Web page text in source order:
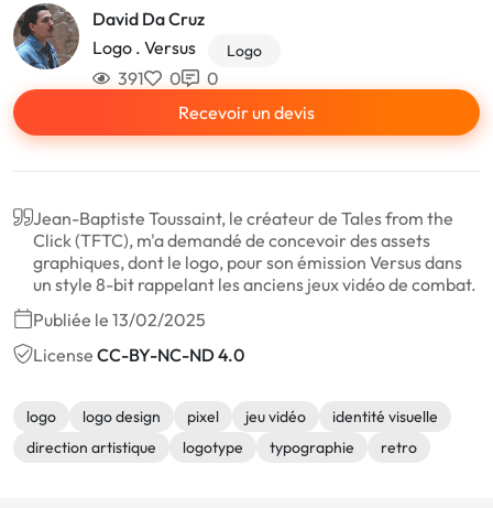
David Da Cruz
Logo . Versus
Logo
391 0
0
Recevoir un devis
Jean-Baptiste Toussaint, le créateur de Tales from the
Click (TFTC), m'a demandé de concevoir des assets
graphiques, dont le logo, pour son émission Versus dans
un style 8-bit rappelant les anciens jeux vidéo de combat.
Publiée le 13/02/2025
License CC-BY-NC-ND 4.0
logo logo design pixel jeu vidéo
identité visuelle
direction artistique
logotype typographie retro